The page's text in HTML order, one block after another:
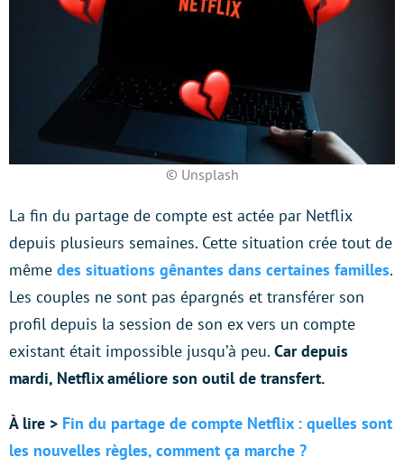
© Unsplash
La fin du partage de compte est actée par Netflix
depuis plusieurs semaines. Cette situation crée tout de
même des situations gênantes dans certaines familles.
Les couples ne sont pas épargnés et transférer son
profil depuis la session de son ex vers un compte
existant était impossible jusqu’à peu. Car depuis
mardi, Netflix améliore son outil de transfert.
À lire > Fin du partage de compte Netflix : quelles sont
les nouvelles règles, comment ça marche ?